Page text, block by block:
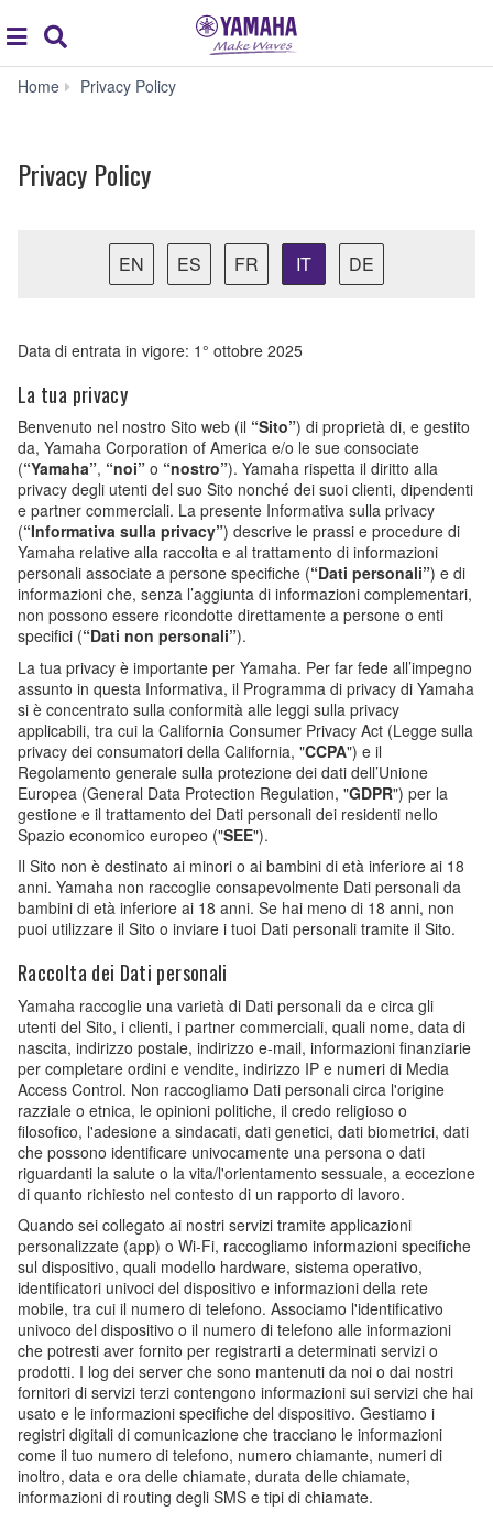
global
navigation
Home Privacy Policy
Privacy Policy
EN ES FR IT DE
Data di entrata in vigore: 1° ottobre 2025
La tua privacy
Benvenuto nel nostro Sito web (il “Sito”) di proprietà di, e gestito
da, Yamaha Corporation of America e/o le sue consociate
(“Yamaha”, “noi” o “nostro”). Yamaha rispetta il diritto alla
privacy degli utenti del suo Sito nonché dei suoi clienti, dipendenti
e partner commerciali. La presente Informativa sulla privacy
(“Informativa sulla privacy”) descrive le prassi e procedure di
Yamaha relative alla raccolta e al trattamento di informazioni
personali associate a persone specifiche (“Dati personali”) e di
informazioni che, senza l’aggiunta di informazioni complementari,
non possono essere ricondotte direttamente a persone o enti
specifici (“Dati non personali”).
La tua privacy è importante per Yamaha. Per far fede all’impegno
assunto in questa Informativa, il Programma di privacy di Yamaha
si è concentrato sulla conformità alle leggi sulla privacy
applicabili, tra cui la California Consumer Privacy Act (Legge sulla
privacy dei consumatori della California, "CCPA") e il
Regolamento generale sulla protezione dei dati dell’Unione
Europea (General Data Protection Regulation, "GDPR") per la
gestione e il trattamento dei Dati personali dei residenti nello
Spazio economico europeo ("SEE").
Il Sito non è destinato ai minori o ai bambini di età inferiore ai 18
anni. Yamaha non raccoglie consapevolmente Dati personali da
bambini di età inferiore ai 18 anni. Se hai meno di 18 anni, non
puoi utilizzare il Sito o inviare i tuoi Dati personali tramite il Sito.
Raccolta dei Dati personali
Yamaha raccoglie una varietà di Dati personali da e circa gli
utenti del Sito, i clienti, i partner commerciali, quali nome, data di
nascita, indirizzo postale, indirizzo e-mail, informazioni finanziarie
per completare ordini e vendite, indirizzo IP e numeri di Media
Access Control. Non raccogliamo Dati personali circa l'origine
razziale o etnica, le opinioni politiche, il credo religioso o
filosofico, l'adesione a sindacati, dati genetici, dati biometrici, dati
che possono identificare univocamente una persona o dati
riguardanti la salute o la vita/l'orientamento sessuale, a eccezione
di quanto richiesto nel contesto di un rapporto di lavoro.
Quando sei collegato ai nostri servizi tramite applicazioni
personalizzate (app) o Wi-Fi, raccogliamo informazioni specifiche
sul dispositivo, quali modello hardware, sistema operativo,
identificatori univoci del dispositivo e informazioni della rete
mobile, tra cui il numero di telefono. Associamo l'identificativo
univoco del dispositivo o il numero di telefono alle informazioni
che potresti aver fornito per registrarti a determinati servizi o
prodotti. I log dei server che sono mantenuti da noi o dai nostri
fornitori di servizi terzi contengono informazioni sui servizi che hai
usato e le informazioni specifiche del dispositivo. Gestiamo i
registri digitali di comunicazione che tracciano le informazioni
come il tuo numero di telefono, numero chiamante, numeri di
inoltro, data e ora delle chiamate, durata delle chiamate,
informazioni di routing degli SMS e tipi di chiamate.